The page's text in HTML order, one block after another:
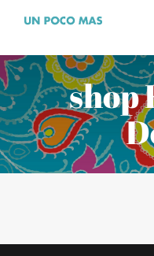
inhoud
shop